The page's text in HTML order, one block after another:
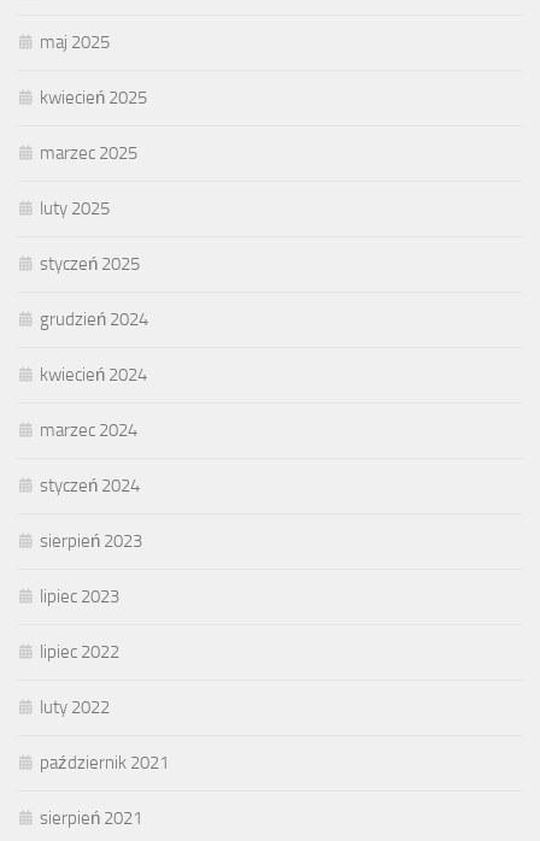
maj 2025
kwiecień 2025
marzec 2025
luty 2025
styczeń 2025
grudzień 2024
kwiecień 2024
marzec 2024
styczeń 2024
sierpień 2023
lipiec 2023
lipiec 2022
luty 2022
październik 2021
sierpień 2021